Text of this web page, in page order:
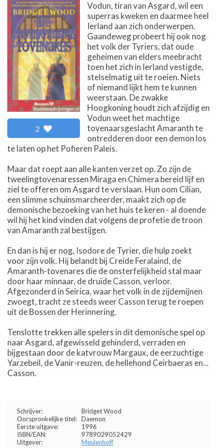
2
Vodun, tiran van Asgard, wil een
superras kweken en daarmee heel
Ierland aan zich onderwerpen.
Gaandeweg probeert hij ook nog
het volk der Tyriers, dat oude
geheimen van elders meebracht
toen het zich in Ierland vestigde,
stelselmatig uit te roeien. Niets
of niemand lijkt hem te kunnen
weerstaan. De zwakke
Hoogkoning houdt zich afzijdig en
Vodun weet het machtige
tovenaarsgeslacht Amaranth te
ontredderen door een demon los
te laten op het Pofieren Paleis.
Maar dat roept aan alle kanten verzet op. Zo zijn de
tweelingtovenaressen Miraga en Chimera bereid lijf en
ziel te offeren om Asgard te verslaan. Hun oom Cilian,
een slimme schuinsmarcheerder, maakt zich op de
demonische bezoeking van het huis te keren - al doende
wil hij het kind vinden dat volgens de profetie de troon
van Amaranth zal bestijgen.
En dan is hij er nog, Isodore de Tyrier, die hulp zoekt
voor zijn volk. Hij belandt bij Creide Feralaind, de
Amaranth-tovenares die de onsterfelijkheid stal maar
door haar minnaar, de druïde Casson, verloor.
Afgezonderd in Seirica, waar het volk in de zijdemijnen
zwoegt, tracht ze steeds weer Casson terug te roepen
uit de Bossen der Herinnering.
Tenslotte trekken alle spelers in dit demonische spel op
naar Asgard, afgewisseld gehinderd, verraden en
bijgestaan door de katvrouw Margaux, de eerzuchtige
Yarzebeil, de Vanir-reuzen, de hellehond Ceirbaeras en...
Casson.
Schrijver:
Bridget Wood
Oorspronkelijke titel: Daemon
Eerste uitgave:
1996
ISBN/EAN:
9789029052429
Uitgever:
Meulenhoff